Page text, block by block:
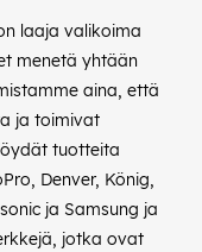
laaja valikoima
menetä yhtään
aina, että
ja toimivat
tuotteita
Denver, König,
ja Samsung ja
jotka ovat